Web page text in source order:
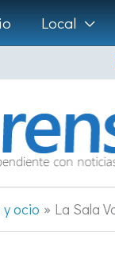
Local
y ocio La Sala